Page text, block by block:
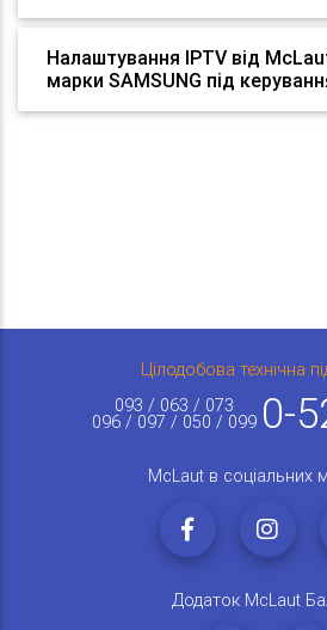
Налаштування IPTV від
марки SAMSUNG під
Цілодобова технічна
093 / 063 / 073
096 / 097 / 050 / 099 0-
McLaut в соціальних
Додаток McLaut